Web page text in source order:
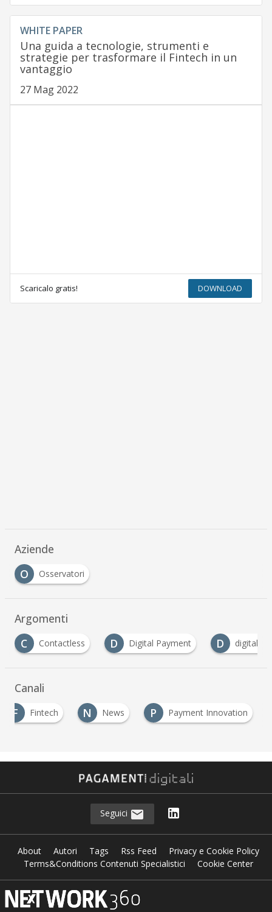
WHITE PAPER
Una guida a tecnologie, strumenti e
strategie per trasformare il Fintech in un
vantaggio
27 Mag 2022
Scaricalo gratis! DOWNLOAD
Aziende
O
Osservatori
Argomenti
D
Digital Payment D digital transformation M
Canali
F
Fintech N News P Payment Innovation
Seguici
About Autori Tags Rss Feed
Privacy e Cookie Policy
Terms&Conditions Contenuti Specialistici
Cookie Center